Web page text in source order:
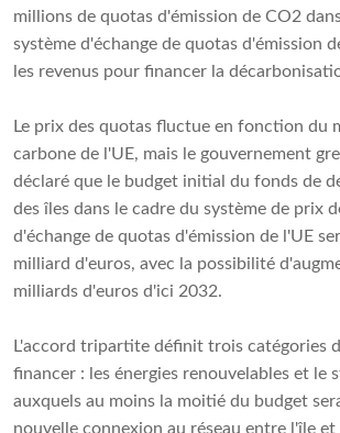
millions de quotas d'émission de CO2
système d'échange de quotas d'émission
les revenus pour financer la
Le prix des quotas fluctue en fonction du
carbone de l'UE, mais le gouvernement
déclaré que le budget initial du fonds de
des îles dans le cadre du système de prix
d'échange de quotas d'émission de l'UE
milliard d'euros, avec la possibilité
milliards d'euros d'ici 2032.
L'accord tripartite définit trois catégories
financer : les énergies renouvelables et le
auxquels au moins la moitié du budget
nouvelle connexion au réseau entre l'île et